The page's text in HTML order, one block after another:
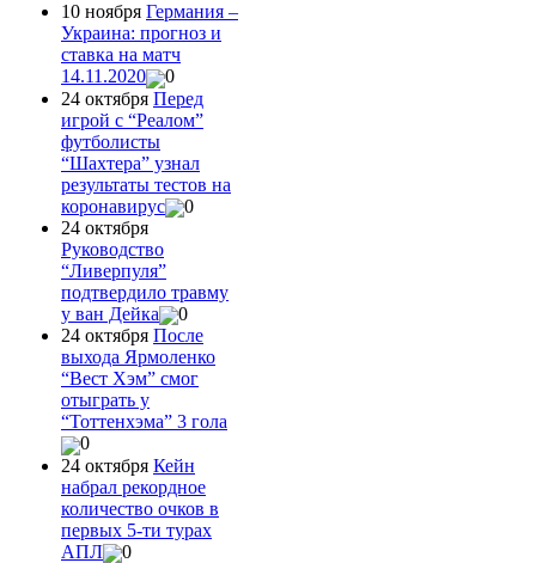
10 ноября Германия –
Украина: прогноз и
ставка на матч
14.11.2020
0
24 октября Перед
игрой с “Реалом”
футболисты
“Шахтера” узнал
результаты тестов на
коронавирус
0
24 октября
Руководство
“Ливерпуля”
подтвердило травму
у ван Дейка
0
24 октября После
выхода Ярмоленко
“Вест Хэм” смог
отыграть у
“Тоттенхэма” 3 гола
0
24 октября Кейн
набрал рекордное
количество очков в
первых 5-ти турах
АПЛ
0